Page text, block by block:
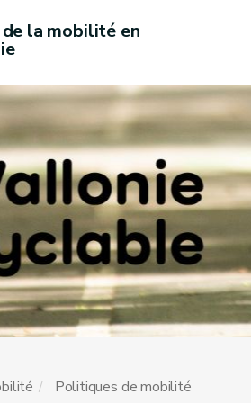
la mobilité en
Politiques de mobilité